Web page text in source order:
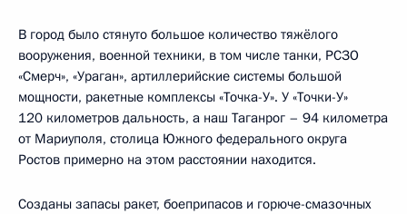
В город было стянуто большое количество тяжёлого
вооружения, военной техники, в том числе танки, РСЗО
«Смерч», «Ураган», артиллерийские системы большой
мощности, ракетные комплексы «Точка-У». У «Точки-У»
120 километров дальность, а наш Таганрог – 94 километра
от Мариуполя, столица Южного федерального округа
Ростов примерно на этом расстоянии находится.
Созданы запасы ракет, боеприпасов и горюче-смазочных